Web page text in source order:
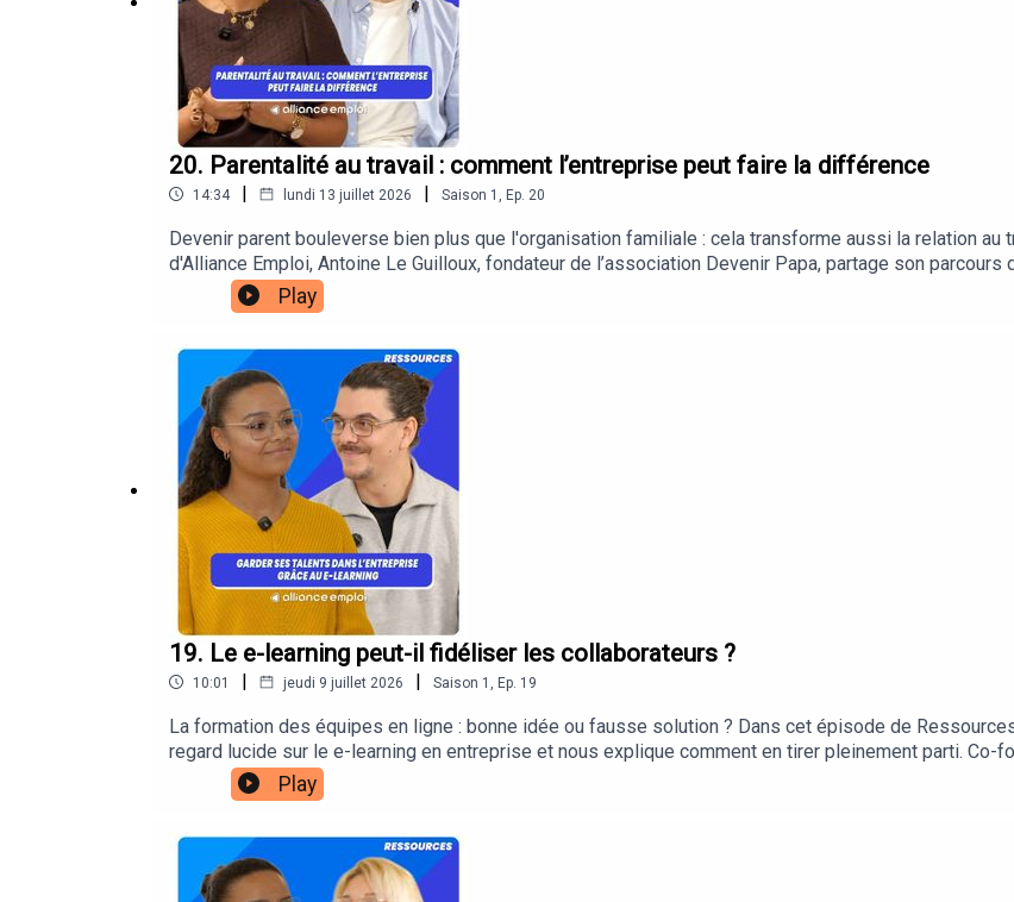
20. Parentalité au travail : comment l’entreprise peut faire la différence
14:34 | lundi 13 juillet 2026 | Saison 1 Ep. 20
Devenir parent bouleverse bien plus que l'organisation familiale : cela transforme aussi la relation
d'Alliance Emploi, Antoine Le Guilloux, fondateur de l’association Devenir Papa, partage son
l’arrivée d’un enfant dans la vie professionnelle. Comme il le rappelle : « 89 % des parents salariés
bénéficier de meilleures conditions de parentalité. S’intéresser à la paternité en entreprise est donc
Play
19. Le e-learning peut-il fidéliser les collaborateurs ?
10:01 | jeudi 9 juillet 2026 | Saison 1 Ep. 19
La formation des équipes en ligne : bonne idée ou fausse solution ? Dans cet épisode de
regard lucide sur le e-learning en entreprise et nous explique comment en tirer pleinement parti. Co-
des talents par la formation en ligne, Raphaël décrypte les avantages et les limites de cette pratique
e-learning, l'apprenant doit être au cœur de la réflexion ». Un échange instructif pour se former en
Play